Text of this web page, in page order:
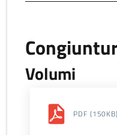
Volumi
PDF (150KB)